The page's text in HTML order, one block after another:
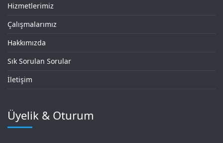
Hizmetlerimiz
Çalışmalarımız
Hakkımızda
Sık Sorulan Sorular
İletişim
Üyelik & Oturum